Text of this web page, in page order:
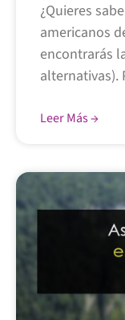
¿Quieres
americanos
encontrarás
alternativas).
Leer Más →